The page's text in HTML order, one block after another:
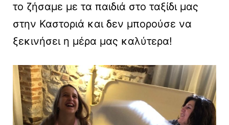
το ζήσαμε με τα παιδιά στο ταξίδι μας
στην Καστοριά και δεν μπορούσε να
ξεκινήσει η μέρα μας καλύτερα!